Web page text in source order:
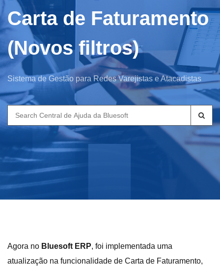
Carta de Faturamento
(Novos filtros)
Sistema de Gestão para Redes Varejistas e Atacadistas
Search
for:
Agora no Bluesoft ERP, foi implementada uma
atualização na funcionalidade de Carta de Faturamento,